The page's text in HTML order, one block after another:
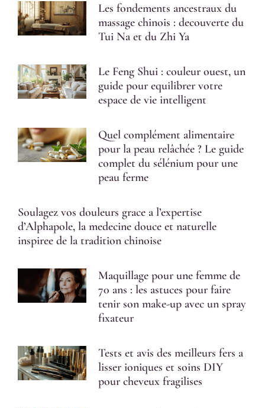
Les fondements ancestraux du
massage chinois : decouverte du
Tui Na et du Zhi Ya
Le Feng Shui : couleur ouest, un
guide pour equilibrer votre
espace de vie intelligent
Quel complément alimentaire
pour la peau relâchée ? Le guide
complet du sélénium pour une
peau ferme
Soulagez vos douleurs grace a l’expertise
d’Alphapole, la medecine douce et naturelle
inspiree de la tradition chinoise
Maquillage pour une femme de
70 ans : les astuces pour faire
tenir son make-up avec un spray
fixateur
Tests et avis des meilleurs fers a
lisser ioniques et soins DIY
pour cheveux fragilises